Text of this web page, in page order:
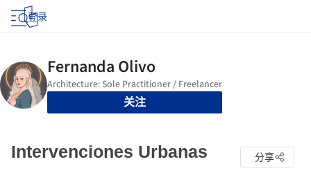
登录
关注
Intervenciones Urbanas 分享